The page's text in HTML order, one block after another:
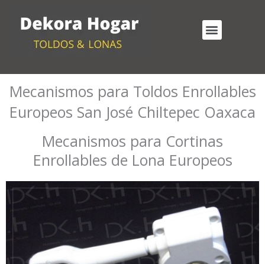
contenido
Menu
Mecanismos para Toldos Enrollables
Europeos San José Chiltepec Oaxaca
Mecanismos para Cortinas
Enrollables de Lona Europeos